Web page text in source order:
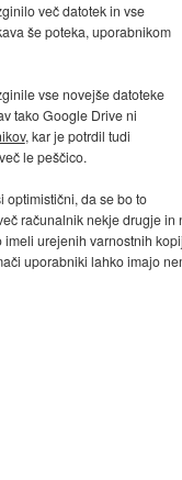
več datotek in vse
še poteka, uporabnikom
vse novejše datoteke
tako Google Drive ni
, kar je potrdil tudi
le peščico.
optimistični, da se bo to
računalnik nekje drugje in
urejenih varnostnih
uporabniki lahko imajo